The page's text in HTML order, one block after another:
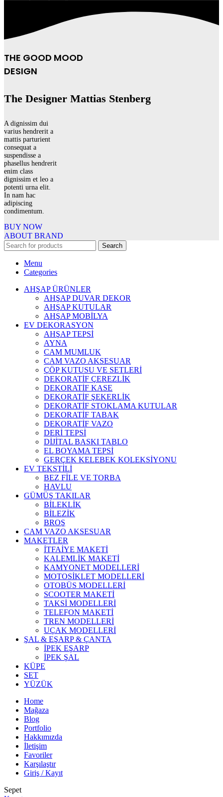
THE GOOD MOOD
DESIGN
The Designer Mattias Stenberg
A dignissim dui
varius hendrerit a
mattis parturient
consequat a
suspendisse a
phasellus hendrerit
enim class
dignissim et leo a
potenti urna elit.
In nam hac
adipiscing
condimentum.
BUY NOW
ABOUT BRAND
Search
Menu
Categories
AHŞAP ÜRÜNLER
AHŞAP DUVAR DEKOR
AHŞAP KUTULAR
AHŞAP MOBİLYA
EV DEKORASYON
AHŞAP TEPSİ
AYNA
CAM MUMLUK
CAM VAZO AKSESUAR
ÇÖP KUTUSU VE SETLERİ
DEKORATİF ÇEREZLİK
DEKORATİF KASE
DEKORATİF ŞEKERLİK
DEKORATİF STOKLAMA KUTULAR
DEKORATİF TABAK
DEKORATİF VAZO
DERİ TEPSİ
DİJİTAL BASKI TABLO
EL BOYAMA TEPSİ
GERÇEK KELEBEK KOLEKSİYONU
EV TEKSTİLİ
BEZ FİLE VE TORBA
HAVLU
GÜMÜŞ TAKILAR
BİLEKLİK
BİLEZİK
BROŞ
CAM VAZO AKSESUAR
MAKETLER
İTFAİYE MAKETİ
KALEMLİK MAKETİ
KAMYONET MODELLERİ
MOTOSİKLET MODELLERİ
OTOBÜS MODELLERİ
SCOOTER MAKETİ
TAKSİ MODELLERİ
TELEFON MAKETİ
TREN MODELLERİ
UÇAK MODELLERİ
ŞAL & EŞARP & ÇANTA
İPEK EŞARP
İPEK ŞAL
KÜPE
SET
YÜZÜK
Home
Mağaza
Blog
Portfolio
Hakkımızda
İletişim
Favoriler
Karşılaştır
Giriş / Kayıt
Sepet